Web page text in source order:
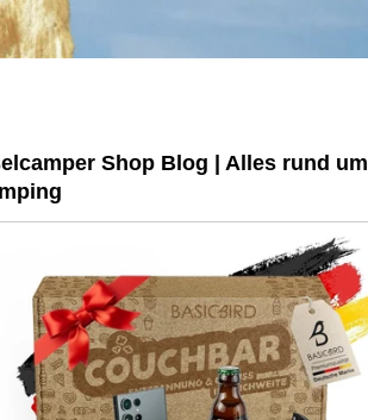
Shop Blog | Alles rund um